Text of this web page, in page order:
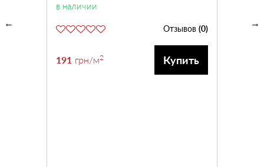
в наличии
Отзывов (0)
191 грн/м2 Купить